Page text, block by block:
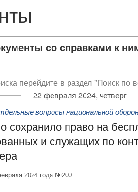
со справками к
перейдите в раздел "Поиск по
22 февраля 2024, четверг
вопросы национальной
сохранило право на
и служащих по
2024 года №200